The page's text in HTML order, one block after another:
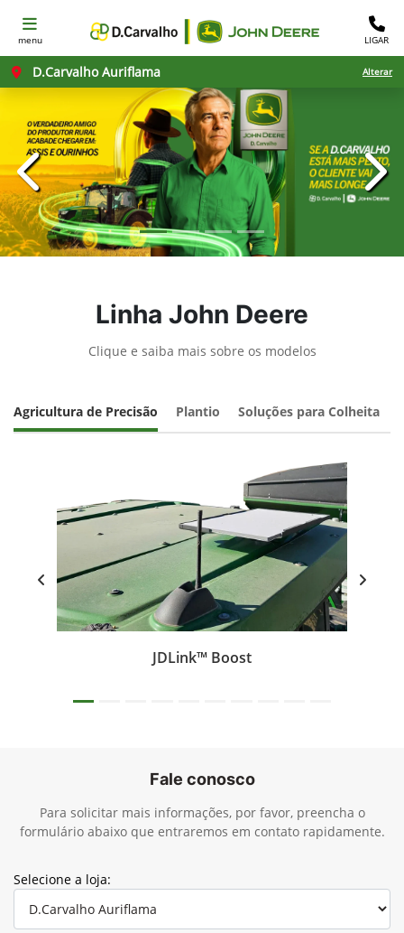
menu LIGAR
D.Carvalho Auriflama Alterar
templates.template-
Linha John Deere
Clique e saiba mais sobre os modelos
Agricultura de Precisão Soluções para Colheita
JDLink™ Boost
Fale conosco
Para solicitar mais informações, por favor, preencha o
formulário abaixo que entraremos em contato rapidamente.
Selecione a loja: